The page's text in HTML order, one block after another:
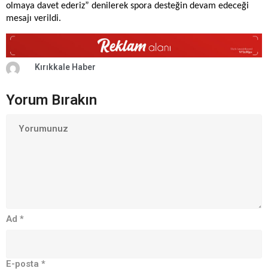
olmaya davet ederiz” denilerek spora desteğin devam edeceği
mesajı verildi.
Kırıkkale Haber
Yorum Bırakın
Ad *
E-posta *